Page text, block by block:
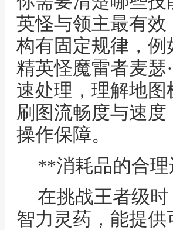
英怪与领主最有
构有固定规律，
精英怪魔雷者麦瑟
速处理，理解地
刷图流畅度与速
操作保障。
**消耗品的合
在挑战王者级
智力灵药，能提